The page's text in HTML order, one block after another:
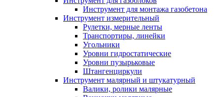
Инструмент для монтажа газобетона
Инструмент измерительный
Рулетки, мерные ленты
Транспортиры, линейки
Угольники
Уровни гидростатические
Уровни пузырьковые
Штангенциркули
Инструмент малярный и штукатурный
Валики, ролики малярные